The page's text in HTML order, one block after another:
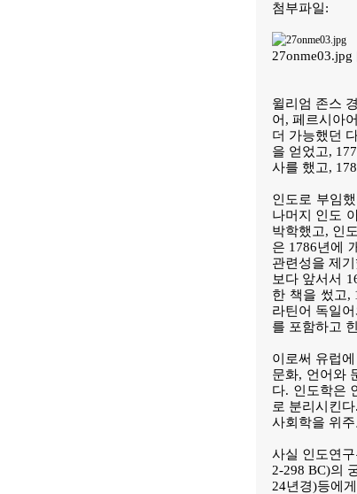
첨부파일:
윌리엄 존스
어, 페르시아
더 가능했던
을 얻었고,
사를 했고,
인도로 부임
나머지 인도
박학했고, 인
은 1786년에
관련성을 제
보다 앞서서
한 책을 썼고,
라틴어 독일
를 포함하고
이로써 유럽
문화, 언어와
다. 인도학은
로 분리시킨
사회학을 위
사실 인도연
2-298 BC)의
24년경)등에